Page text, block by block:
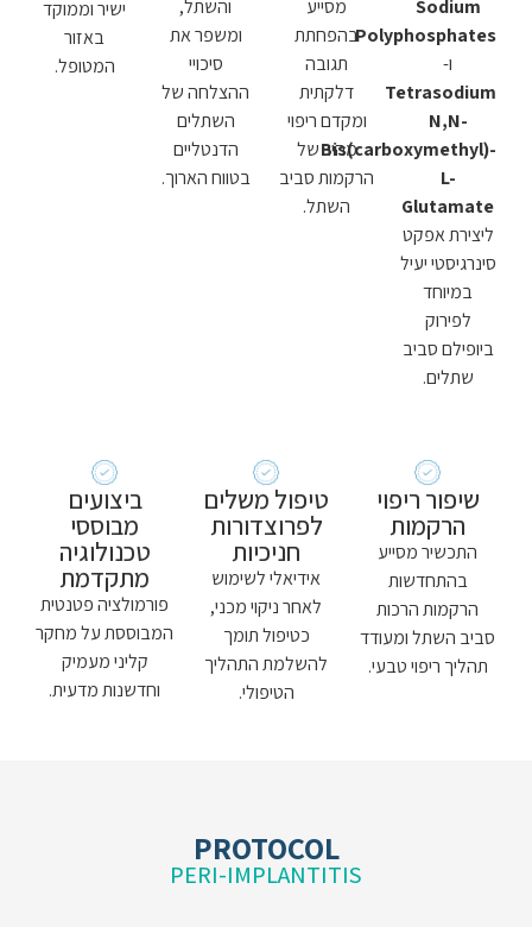
Sodium
Polyphosphates
ו-
Tetrasodium
N,N-
Bis(carboxymethyl)-
L-
Glutamate
ליצירת אפקט
סינרגיסטי יעיל
במיוחד
לפירוק
ביופילם סביב
שתלים.
מסייע
בהפחתת
תגובה
דלקתית
ומקדם ריפוי
מהיר של
הרקמות סביב
השתל.
והשתל,
ומשפר את
סיכויי
ההצלחה של
השתלים
הדנטליים
בטווח הארוך.
ישיר וממוקד
באזור
המטופל.
שיפור ריפוי
הרקמות
התכשיר מסייע
בהתחדשות
הרקמות הרכות
סביב השתל ומעודד
תהליך ריפוי טבעי.
טיפול משלים
לפרוצדורות
חניכיות
אידיאלי לשימוש
לאחר ניקוי מכני,
כטיפול תומך
להשלמת התהליך
הטיפולי.
ביצועים
מבוססי
טכנולוגיה
מתקדמת
פורמולציה פטנטית
המבוססת על מחקר
קליני מעמיק
וחדשנות מדעית.
PROTOCOL
PERI-IMPLANTITIS